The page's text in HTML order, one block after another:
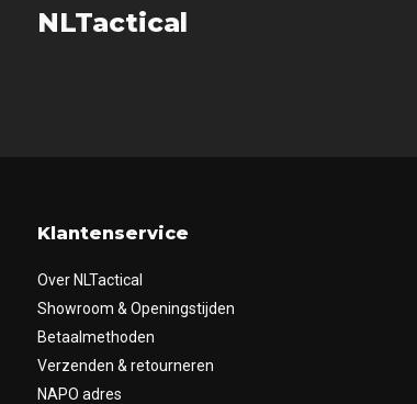
NLTactical
Klantenservice
Over NLTactical
Showroom & Openingstijden
Betaalmethoden
Verzenden & retourneren
NAPO adres